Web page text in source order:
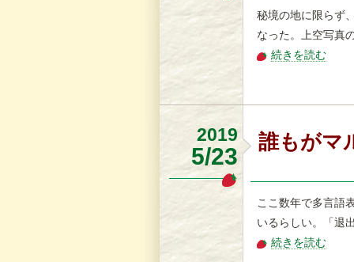
秘境の地に限らず
なった。上空写真
続きを読む
2019
5/23
誰もがマ
ここ数年で多言語
いるらしい。「退
続きを読む